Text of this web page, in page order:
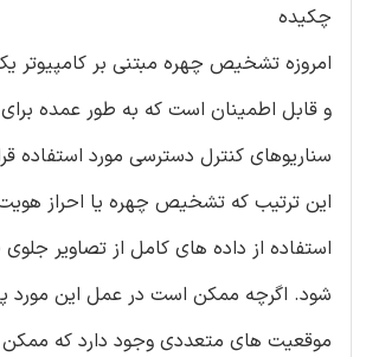
چکیده
امروزه تشخیص چهره مبتنی بر کامپیوتر
و قابل اطمینان است که به طور عمده برای
سناریوهای کنترل دسترسی مورد استفاده
این ترتیب که تشخیص چهره یا احراز
استفاده از داده های کامل از تصاویر
شود. اگرچه ممکن است در عمل این مورد
موقعیت های متعددی وجود دارد که